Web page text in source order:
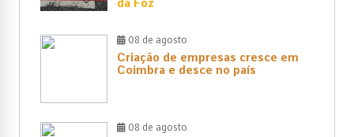
da Foz
08 de agosto
Criação de empresas cresce em
Coimbra e desce no país
08 de agosto